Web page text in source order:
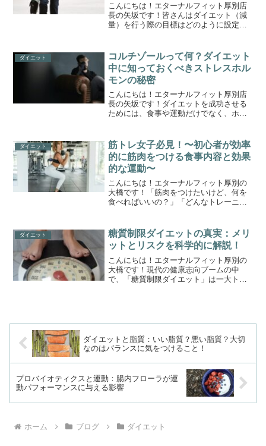
こんにちは！エターナルフィット厚別店
長の矢坂です！皆さんはダイエット（減
量）を行う際の目標はどのように設定し
して、そこに辿り着くための短期目標を
定めることも大切です。今...
ダイエット
コルチゾールって何？ダイエット
中に知っておくべきストレスホル
モンの秘密
こんにちは！エターナルフィット厚別店
長の矢坂です！ダイエットを成功させる
ためには、食事や運動だけでなく、ホル
ゾールというホルモンは、ダイエッター
にとって特に知っておくべ...
ダイエット
筋トレ女子必見！〜初心者が効率
的に筋肉をつける食事内容と効果
的な運動〜
こんにちは！エターナルフィット厚別の
大橋です！「筋肉をつけたいけど、何を
食べればいいの？」「どんなトレーニン
性に比べて筋肉量がつきにくいといわれ
ていますが、正しい知識と...
ダイエット
糖質制限ダイエットの真実：メリ
ットとリスクを科学的に解説！
こんにちは！エターナルフィット厚別の
大橋です！現代の健康志向ブームの中
で、「糖質制限ダイエット」は一大トレ
ダイエットと脂質：いい脂質？悪い脂質？大切
なのはバランスに気をつけること！
プロバイオティクスと運動：腸内フローラが運
動パフォーマンスに与える影響
ホーム ブログ ダイエット